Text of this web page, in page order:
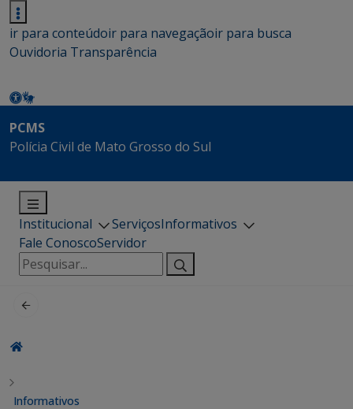
ir para conteúdoir para navegaçãoir para busca
Ouvidoria Transparência
PCMS
Polícia Civil de Mato Grosso do Sul
Institucional ServiçosInformativos
Fale ConoscoServidor
Pesquisar
por:
Informativos